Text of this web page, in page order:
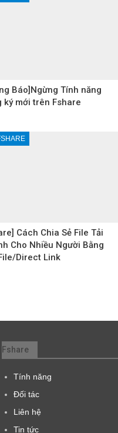
Báo]Ngừng Tính năng
ký mới trên Fshare
Cách Chia Sẻ File Tải
Cho Nhiều Người Bằng
Direct Link
Fshare
Tính năng
Đối tác
Liên hệ
Tin tức